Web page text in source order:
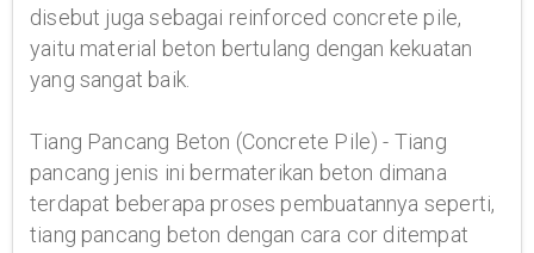
disebut juga sebagai reinforced concrete pile,
yaitu material beton bertulang dengan kekuatan
yang sangat baik.
Tiang Pancang Beton (Concrete Pile) - Tiang
pancang jenis ini bermaterikan beton dimana
terdapat beberapa proses pembuatannya seperti,
tiang pancang beton dengan cara cor ditempat